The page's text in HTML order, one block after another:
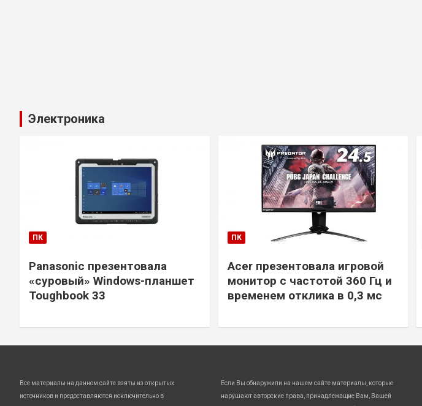
Электроника
ПК
Panasonic презентовала
«суровый» Windows-планшет
Toughbook 33
ПК
Acer презентовала игровой
монитор с частотой 360 Гц и
временем отклика в 0,3 мс
Все материалы на данном сайте взяты из открытых
источников и предоставляются исключительно в
Если Вы обнаружили на нашем сайте материалы, которые
нарушают авторские права, принадлежащие Вам, Вашей